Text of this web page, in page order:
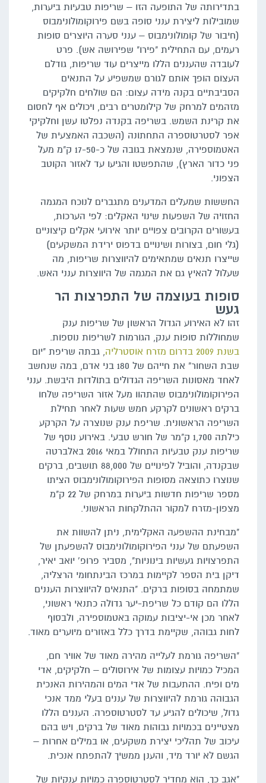
בתדירותה של התופעה הזו – שריפות טבעיות ביערות,
שמובילות ליצירת ענני סופה בשם פירוקומולונימבוס
(חיבור של קומולונימבוס – ענני סערה היוצרים סופות
רעמים, עם התחילית "פירו" שפירושה אש). פרט
לעובדה שהעננים הללו מייצרים עוד שריפות, גודלם
העצום הופך אותם לגורם שמשפיע על התנאים
הסביבתיים בקנה מידה עצום: הם שולחים חלקיקים
מזהמים למרחק של קילומטרים רבים, ויכולים אף לחסום
את קרינת השמש. בשריפה בקנדה נפלטו עשן וחלקיקי
אפר לסטרטוספרה התחתונה (השכבה האמצעית של
האטמוספירה, שנמצאת בגובה של כ-17-50 ק"מ מעל
פני כדור הארץ), שהתפשטו והגיעו עד לאזור הקוטב
הצפוני.
החששות שמעלים המדענים מתגברים לנוכח המגמה
החזויה של השפעות שינוי האקלים: לפי הערכות,
בעשורים הקרובים צפויים יותר אירועי אקלים קיצוניים
(גלי חום, בצורות ושינויים בדפוס ירידת המשקעים)
שייצרו תנאים שמתאימים להיווצרות שריפות, מה
שעלול להאיץ גם את המגמה של היווצרות ענני האש.
סופות בעוצמה של התפרצות הר
געש
זהו לא האירוע הגדול הראשון של שריפות ענק
שמחוללות סופות ענק, הגורמות לשריפות נוספות.
בשנת 2009 בדרום מזרח אוסטרליה
, גבתה שריפת "יום
שבת השחור" את חייהם של 180 בני אדם, במה שנחשב
לאחד מאסונות השריפה הגדולים בתולדות היבשת. ענני
הפירוקומולונימבוס שהתהוו מעל אזור השריפה שלחו
ברקים ראשונים לקרקע חמש שעות לאחר תחילת
השריפה הראשונית. שריפת ענק שנוצרה על הקרקע
כילתה 1,700 ק"מר של חורש טבעי. באירוע נוסף של
שריפות ענק טבעיות התחולל במאי 2016 באלברטה
שבקנדה, והוביל לפינויים של 88,000 תושבים, ברקים
שנוצרו כתוצאה מסופות הפירוקומולונימבוס הציתו
מספר שריפות חדשות ביערות במרחק של 22 ק"מ
מצפון-מזרח למקור ההתלקחות הראשוני.
"מבחינת ההשפעה האקלימית, ניתן להשוות את
השפעתם של ענני הפירוקומולונימבוס להשפעתן של
התפרצויות געשיות בינוניות", מסביר פרופ' יואב יאיר,
דיקן בית הספר לקיימות במרכז הבינתחומי הרצליה,
שמתמחה בסופות ברקים. "התנאים להיווצרות העננים
הללו הם קודם כל שריפת-יער גדולה כתנאי ראשוני,
לאחר מכן אי-יציבות עמוקה באטמוספירה, ולבסוף
לחות גבוהה, שקיימת בדרך כלל באזורים מיוערים מאוד.
"השריפה גורמת לעלייה מהירה מאוד של אוויר חם,
המכיל כמויות עצומות של אירוסולים – חלקיקים, אדי
מים ופיח. ההתעבות של אדי המים והמהירות האנכית
הגבוהה גורמת להיווצרות של עננים בעלי ממד אנכי
גדול, שיכולים להגיע עד לסטרטוספרה. העננים הללו
מצטיינים בכמויות גבוהות מאוד של ברקים, ויש בהם
עיכוב של תהליכי יצירת משקעים, או במילים אחרות –
הגשם לא יורד מיד, והענן ממשיך להתפתח אנכית.
"אגב כך, הוא מחדיר לסטרטוספרה כמויות ענקיות של